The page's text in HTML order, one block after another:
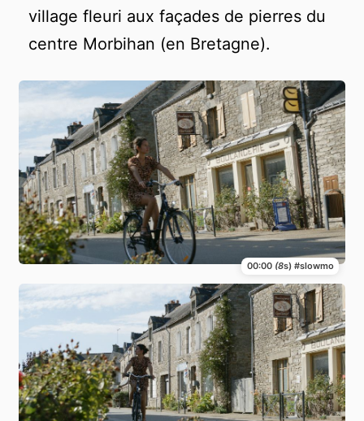
village fleuri aux façades de pierres du
centre Morbihan (en Bretagne).
00:00 (8s) #slowmo